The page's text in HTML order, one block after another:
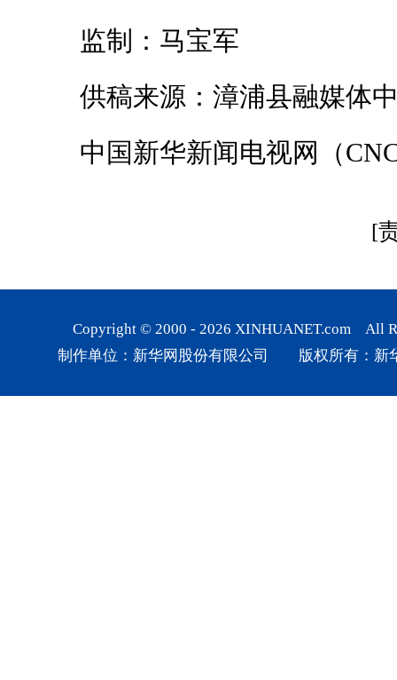
监制：马宝军
供稿来源：漳浦县融媒体
中国新华新闻电视网（
[
Copyright © 2000 - 2026 XINHUANET.com All
制作单位：新华网股份有限公司 版权所有：新